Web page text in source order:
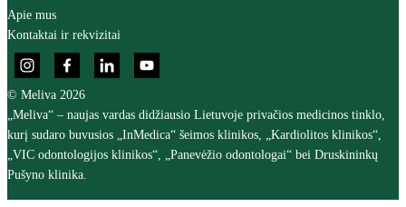
Apie mus
Kontaktai ir rekvizitai
© Meliva 2026
„Meliva“ – naujas vardas didžiausio Lietuvoje privačios medicinos tinklo,
kurį sudaro buvusios „InMedica“ šeimos klinikos, „Kardiolitos klinikos“,
„VIC odontologijos klinikos“, „Panevėžio odontologai“ bei Druskininkų
Pušyno klinika.